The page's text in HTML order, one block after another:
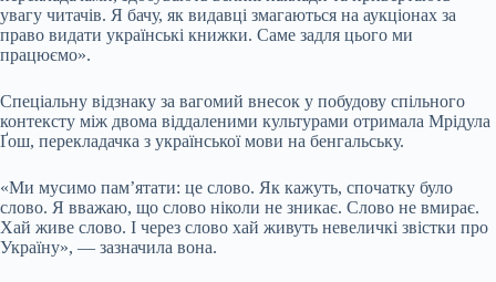
увагу читачів. Я бачу, як видавці змагаються на аукціонах за
право видати українські книжки. Саме задля цього ми
працюємо».
Спеціальну відзнаку за вагомий внесок у побудову спільного
контексту між двома віддаленими культурами отримала Мрідула
Ґош, перекладачка з української мови на бенгальську.
«Ми мусимо пам’ятати: це слово. Як кажуть, спочатку було
слово. Я вважаю, що слово ніколи не зникає. Слово не вмирає.
Хай живе слово. І через слово хай живуть невеличкі звістки про
Україну», — зазначила вона.